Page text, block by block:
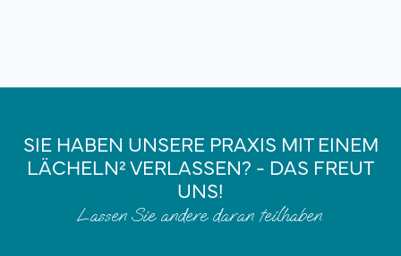
SIE HABEN UNSERE PRAXIS MIT EINEM
LÄCHELN² VERLASSEN? - DAS FREUT
UNS!
Lassen Sie andere daran teilhaben.